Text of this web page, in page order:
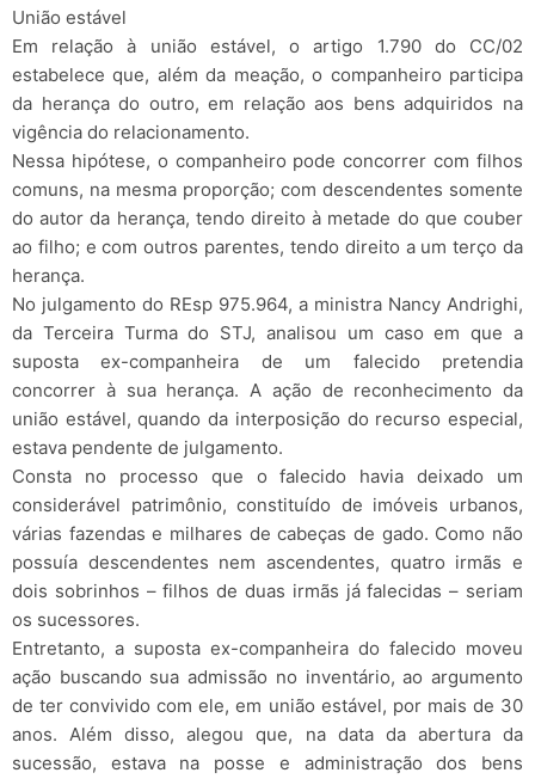
União estável
Em relação à união estável, o artigo 1.790 do CC/02
estabelece que, além da meação, o companheiro participa
da herança do outro, em relação aos bens adquiridos na
vigência do relacionamento.
Nessa hipótese, o companheiro pode concorrer com filhos
comuns, na mesma proporção; com descendentes somente
do autor da herança, tendo direito à metade do que couber
ao filho; e com outros parentes, tendo direito a um terço da
herança.
No julgamento do REsp 975.964, a ministra Nancy Andrighi,
da Terceira Turma do STJ, analisou um caso em que a
suposta ex-companheira de um falecido pretendia
concorrer à sua herança. A ação de reconhecimento da
união estável, quando da interposição do recurso especial,
estava pendente de julgamento.
Consta no processo que o falecido havia deixado um
considerável patrimônio, constituído de imóveis urbanos,
várias fazendas e milhares de cabeças de gado. Como não
possuía descendentes nem ascendentes, quatro irmãs e
dois sobrinhos – filhos de duas irmãs já falecidas – seriam
os sucessores.
Entretanto, a suposta ex-companheira do falecido moveu
ação buscando sua admissão no inventário, ao argumento
de ter convivido com ele, em união estável, por mais de 30
anos. Além disso, alegou que, na data da abertura da
sucessão, estava na posse e administração dos bens